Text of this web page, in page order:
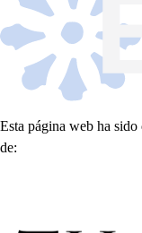
Esta página web ha
de: